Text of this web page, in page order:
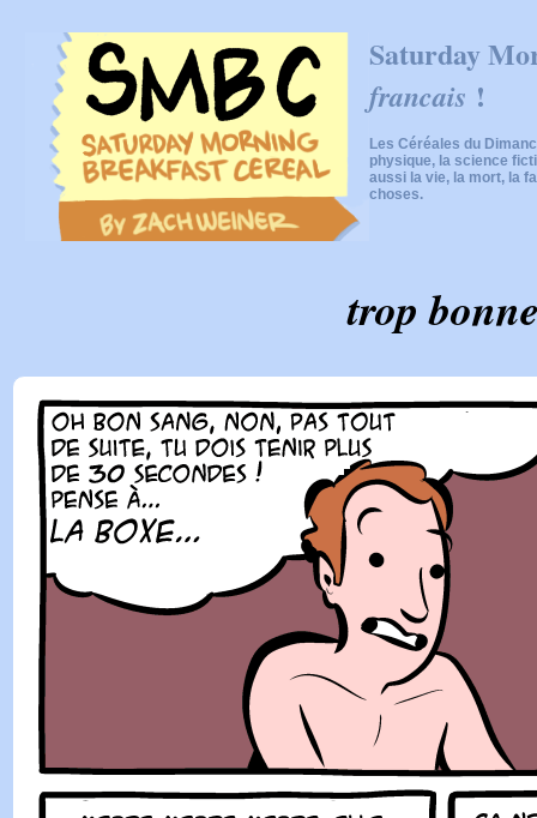
Saturday
francais !
Les Céréales du
physique, la science
aussi la vie, la mort, la
choses.
trop